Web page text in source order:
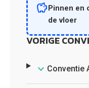
savingsPinnen en
de vloer
VORIGE
Conventie